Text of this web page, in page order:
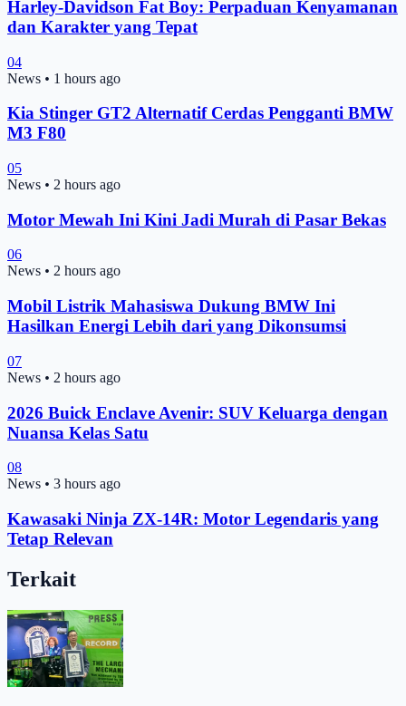
Harley-Davidson Fat Boy: Perpaduan Kenyamanan
dan Karakter yang Tepat
04
News • 1 hours ago
Kia Stinger GT2 Alternatif Cerdas Pengganti BMW
M3 F80
05
News • 2 hours ago
Motor Mewah Ini Kini Jadi Murah di Pasar Bekas
06
News • 2 hours ago
Mobil Listrik Mahasiswa Dukung BMW Ini
Hasilkan Energi Lebih dari yang Dikonsumsi
07
News • 2 hours ago
2026 Buick Enclave Avenir: SUV Keluarga dengan
Nuansa Kelas Satu
08
News • 3 hours ago
Kawasaki Ninja ZX-14R: Motor Legendaris yang
Tetap Relevan
Terkait